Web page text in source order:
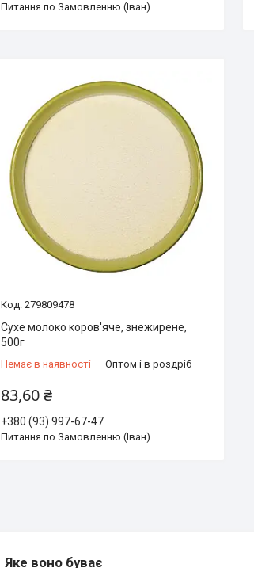
Питання по Замовленню (Іван)
279809478
Сухе молоко коров'яче, знежирене,
500г
Немає в наявності Оптом і в роздріб
83,60 ₴
+380 (93) 997-67-47
Питання по Замовленню (Іван)
Яке воно буває